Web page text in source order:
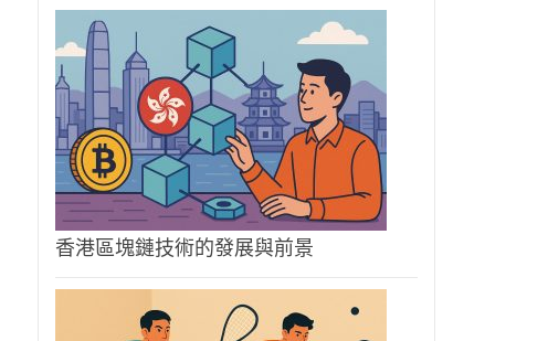
香港區塊鏈技術的發展與前景